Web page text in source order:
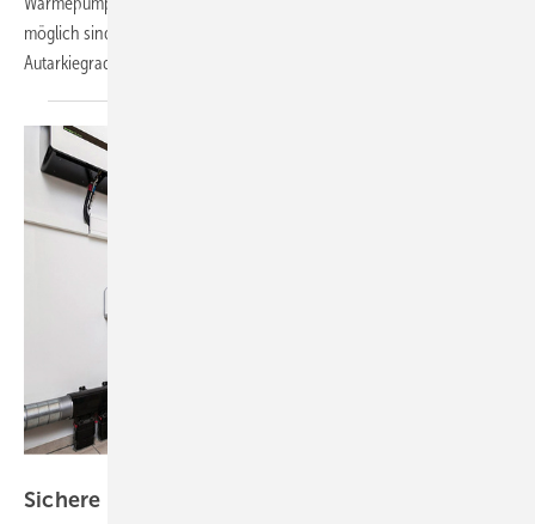
möglich sind. Das Gebäude erreichte im ersten Jahr einen
Autarkiegrad von mehr als 55
Sichere Montage für den